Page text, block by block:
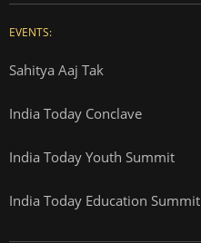
EVENTS:
Sahitya Aaj Tak
India Today Conclave
India Today Youth Summit
India Today Education Summit